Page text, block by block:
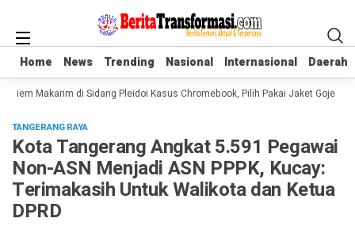
Home News Trending Nasional Internasional Daerah
Home News Trending Nasional Internasional Daerah
Makarim di Sidang Pleidoi Kasus Chromebook, Pilih Pakai Jaket Gojek
TANGERANG RAYA
Kota Tangerang Angkat 5.591 Pegawai
Non-ASN Menjadi ASN PPPK, Kucay:
Terimakasih Untuk Walikota dan Ketua
DPRD